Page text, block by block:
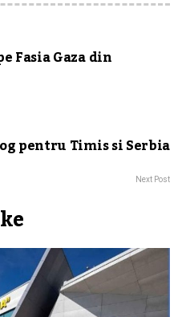
Fasia Gaza din
pentru Timis si Serbia
Next Post